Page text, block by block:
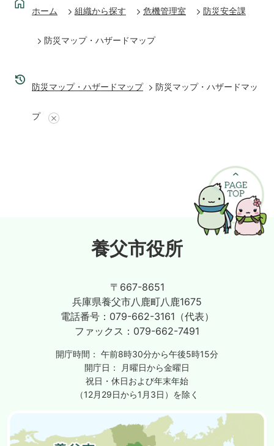
ホーム 組織から探す 危機管理室 防災安全課
防災マップ・ハザードマップ
防災マップ・ハザードマップ 防災マップ・ハザードマッ
プ
養父市役所
〒667-8651
兵庫県養父市八鹿町八鹿1675
電話番号： 079-662-3161（代表）
ファックス： 079-662-7491
開庁時間： 午前8時30分から午後5時15分
開庁日：
月曜日から金曜日
祝日・休日および年末年始
（12月29日から1月3日）を除く